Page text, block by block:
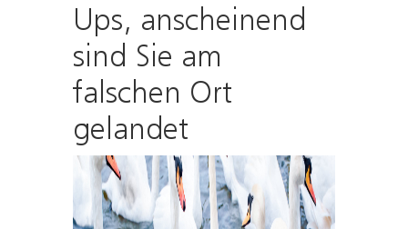
Ups, anscheinend
sind Sie am
falschen Ort
gelandet